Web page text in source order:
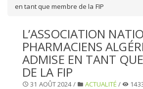
SÉLECTIONNEZ UN DOSSIER
SELECTIONNEZ UNE SECTION
en tant que membre de la FIP
L’ASSOCIATION
PHARMACIENS
ADMISE EN TANT
DE LA FIP
31 AOÛT 2024 / ACTUALITÉ /